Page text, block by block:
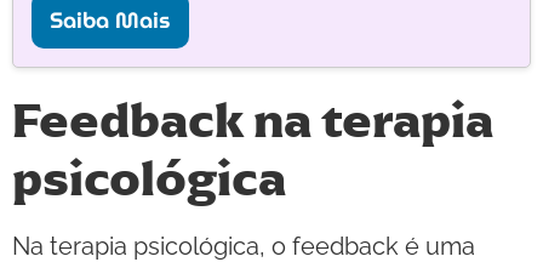
Saiba Mais
Feedback na terapia
psicológica
Na terapia psicológica, o feedback é uma